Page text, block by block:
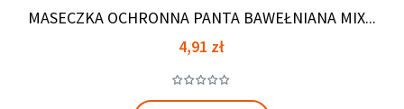
MASECZKA OCHRONNA PANTA BAWEŁNIANA MIX...
Cena
4,91 zł